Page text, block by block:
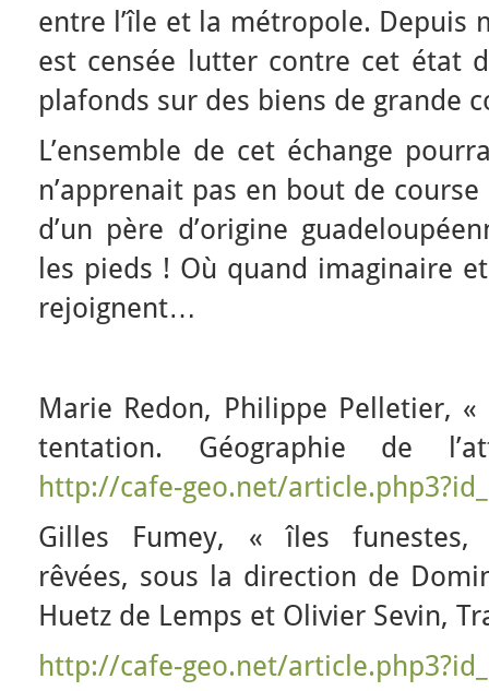
entre l’île et la métropole. Depuis
est censée lutter contre cet état
plafonds sur des biens de grande
L’ensemble de cet échange
n’apprenait pas en bout de
d’un père d’origine
les pieds ! Où quand imaginaire
rejoignent…
Marie Redon, Philippe Pelletier,
tentation. Géographie de
http://cafe-geo.net/
Gilles Fumey, « îles funestes,
rêvées, sous la direction de
Huetz de Lemps et Olivier Sevin,
http://cafe-geo.net/